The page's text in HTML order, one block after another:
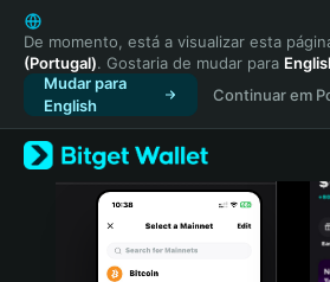
English
日本語
Tiếng Việt
Русский
Español (Latinoamérica)
Türkçe
Italiano
De momento, está a visualizar esta
(Portugal). Gostaria de mudar para
Mudar para
English
Continuar em